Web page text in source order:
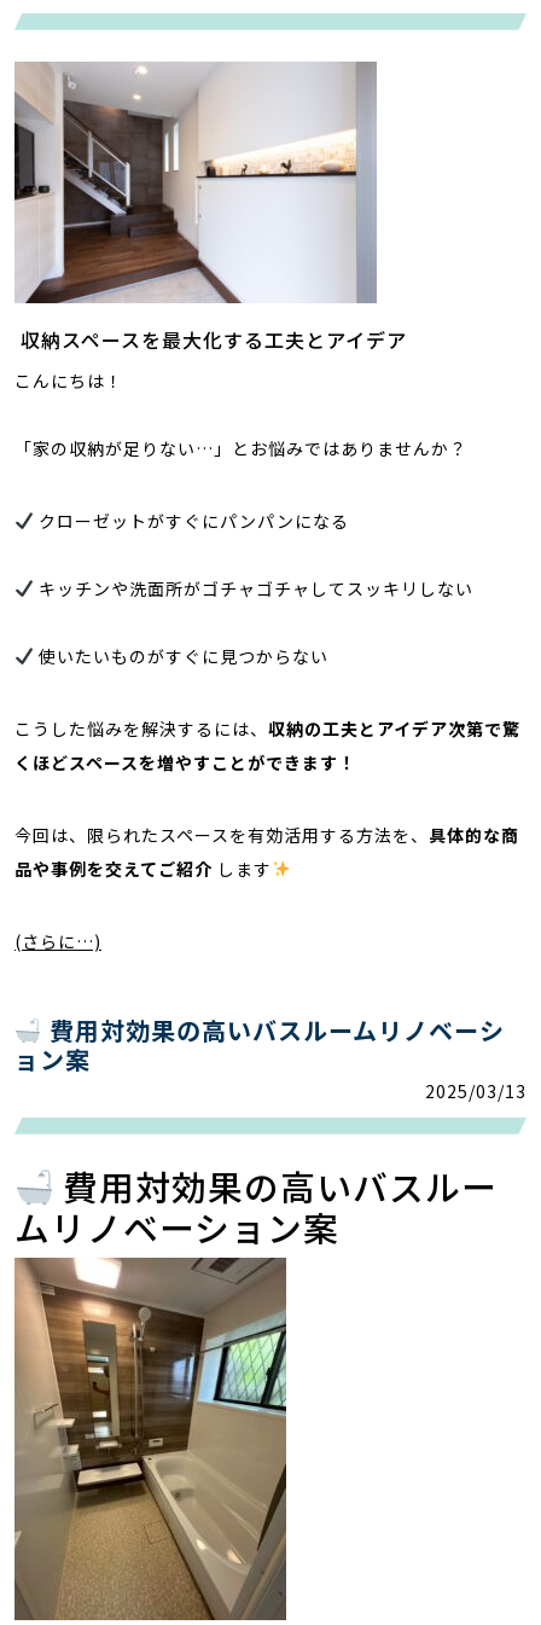
収納スペースを最大化する工夫とアイデア
こんにちは！
「家の収納が足りない…」とお悩みではありませんか？
クローゼットがすぐにパンパンになる
キッチンや洗面所がゴチャゴチャしてスッキリしない
使いたいものがすぐに見つからない
こうした悩みを解決するには、 収納の工夫とアイデア次第で驚
くほどスペースを増やすことができます！
今回は、限られたスペースを有効活用する方法を、 具体的な商
品や事例を交えてご紹介 します
(さらに…)
費用対効果の高いバスルームリノベーシ
ョン案
2025/03/13
費用対効果の高いバスルー
ムリノベーション案